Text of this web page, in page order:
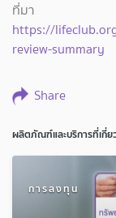
ที่มา
https://
review-summary
Share
ผลิตภัณฑ์และบริการที่เกี่ย
การลงทุน